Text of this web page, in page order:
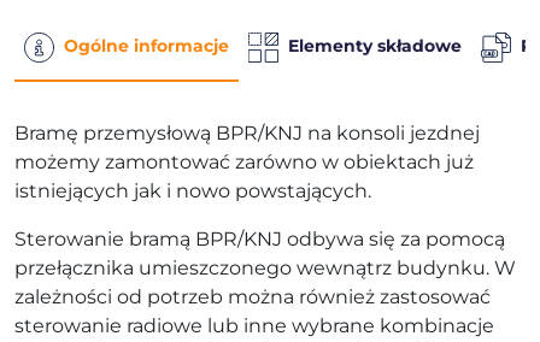
Ogólne informacje Elementy składowe
Bramę przemysłową BPR/KNJ na konsoli jezdnej
możemy zamontować zarówno w obiektach już
istniejących jak i nowo powstających.
Sterowanie bramą BPR/KNJ odbywa się za pomocą
przełącznika umieszczonego wewnątrz budynku. W
zależności od potrzeb można również zastosować
sterowanie radiowe lub inne wybrane kombinacje